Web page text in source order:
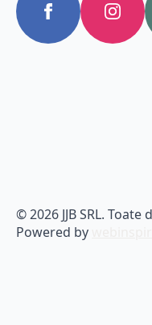
© 2026 JJB SRL.
Powered by